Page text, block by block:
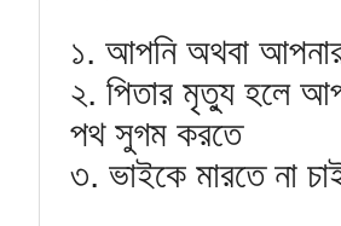
১. আপনি অথবা
২. পিতার মৃত্যু হলে
পথ সুগম করতে
৩. ভাইকে মারতে না